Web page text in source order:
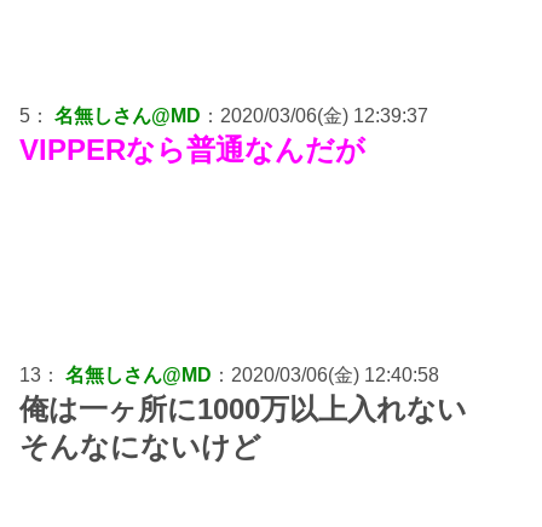
5： 名無しさん@MD ：2020/03/06(金) 12:39:37
VIPPERなら普通なんだが
13： 名無しさん@MD ：2020/03/06(金) 12:40:58
俺は一ヶ所に1000万以上入れない
そんなにないけど